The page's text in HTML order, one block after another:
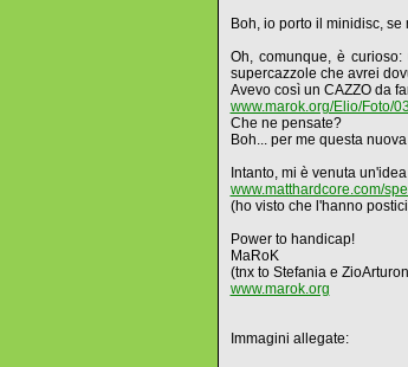
Boh, io porto il minidisc,
Oh, comunque, è
supercazzole che avrei
Avevo così un CAZZO da
www.marok.org/Elio/Foto/
Che ne pensate?
Boh... per me questa
Intanto, mi è venuta
www.matthardcore.com/
(ho visto che l'hanno
Power to handicap!
MaRoK
(tnx to Stefania e
www.marok.org
Immagini allegate: